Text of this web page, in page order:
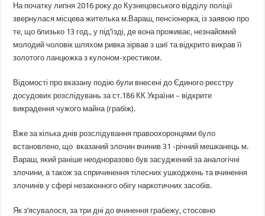
На початку липня 2016 року до Кузнецовського відділу поліції
звернулася місцева жителька м.Вараш, пенсіонерка, із заявою про
те, що близько 13 год., у під’їзді, де вона проживає, незнайомий
молодий чоловік шляхом ривка зірвав з шиї та відкрито викрав її
золотого ланцюжка з кулоном-хрестиком.
Відомості про вказану подію були внесені до Єдиного реєстру
досудових розслідувань за ст.186 КК України – відкрите
викрадення чужого майна (грабіж).
Вже за кілька днів розслідування правоохоронцями було
встановлено, що вказаний злочин вчинив 31 -річний мешканець м.
Вараш, який раніше неодноразово був засуджений за аналогічні
злочини, а також за спричинення тілесних ушкоджень та вчинення
злочинів у сфері незаконного обігу наркотичних засобів.
Як з’ясувалося, за три дні до вчинення грабежу, стосовно